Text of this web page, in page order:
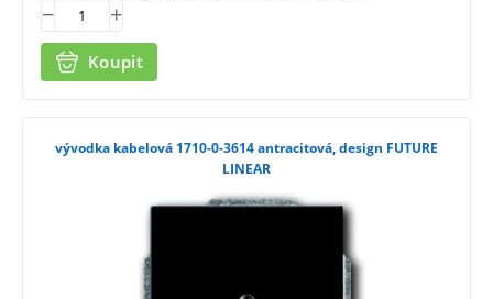
Koupit
vývodka kabelová 1710-0-3614 antracitová, design FUTURE
LINEAR